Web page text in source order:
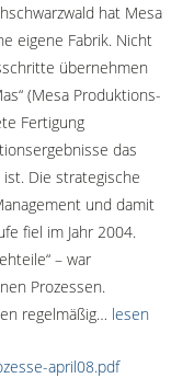
hat Mesa
eigene Fabrik. Nicht
übernehmen
(Mesa Produktions-
Fertigung
das
Die strategische
und damit
fiel im Jahr 2004.
– war
Prozessen.
regelmäßig… lesen
april08.pdf